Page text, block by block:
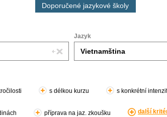
Doporučené jazykové školy
Jazyk
s délkou kurzu s konkrétní
příprava na jaz. zkoušku další